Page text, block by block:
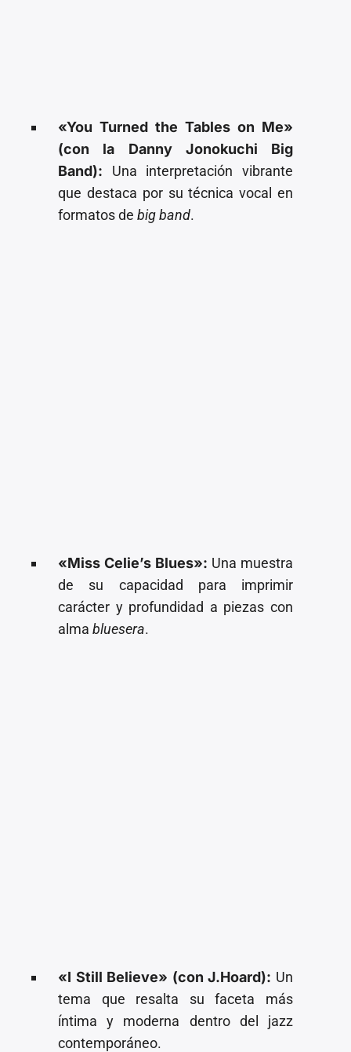
«You Turned the Tables on Me»
(con la Danny Jonokuchi Big
Band): Una interpretación vibrante
que destaca por su técnica vocal en
formatos debig band.
«Miss Celie’s Blues»: Una muestra
de su capacidad para imprimir
carácter y profundidad a piezas con
almabluesera.
«I Still Believe» (con J.Hoard): Un
tema que resalta su faceta más
íntima y moderna dentro del jazz
contemporáneo.